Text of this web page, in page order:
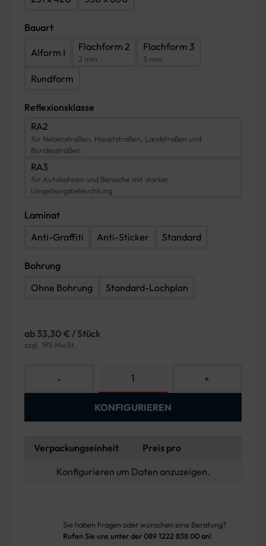
Bauart
Alform I Flachform 2
2 mm
Flachform 3
3 mm
Rundform
Reflexionsklasse
RA2
für Nebenstraßen, Hauptstraßen, Landstraßen und
Bundesstraßen
RA3
für Autobahnen und Bereiche mit starker
Umgebungsbeleuchtung
Laminat
Anti-Graffiti
Anti-Sticker Standard
Bohrung
Ohne Bohrung
Standard-Lochplan
ab 33,30 € / Stück
zzgl. 19% MwSt.
- +
KONFIGURIEREN
Verpackungseinheit
Preis pro
Konfigurieren um Daten anzuzeigen.
Sie haben Fragen oder wünschen eine Beratung?
Rufen Sie uns unter der 089 1222 838 00 an!